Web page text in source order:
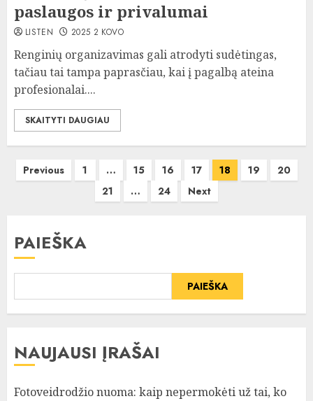
paslaugos ir privalumai
LISTEN 2025 2 KOVO
Renginių organizavimas gali atrodyti sudėtingas,
tačiau tai tampa paprasčiau, kai į pagalbą ateina
profesionalai....
SKAITYTI DAUGIAU
Įrašų
puslapiavimas
Previous 1 … 15 16 17 18 19
20
21
… 24 Next
PAIEŠKA
PAIEŠKA
NAUJAUSI ĮRAŠAI
Fotoveidrodžio nuoma: kaip nepermokėti už tai, ko